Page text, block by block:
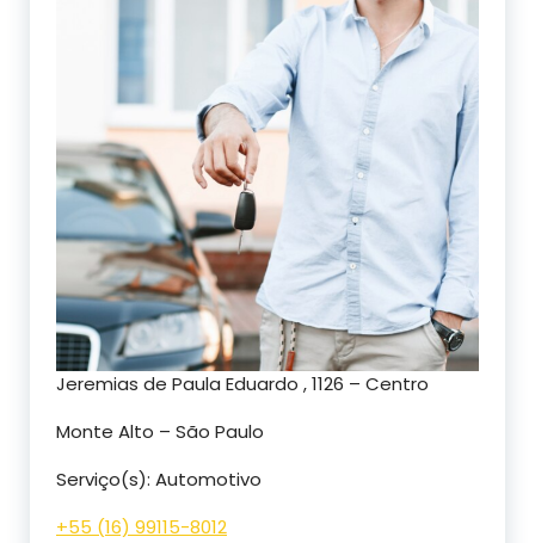
Jeremias de Paula Eduardo , 1126 – Centro
Monte Alto – São Paulo
Serviço(s): Automotivo
+55 (16) 99115-8012